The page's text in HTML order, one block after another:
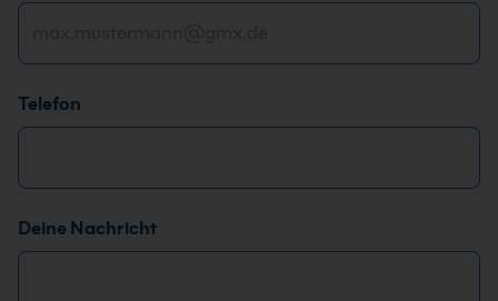
E
n
v
ä
n
Telefon
Deine Nachricht